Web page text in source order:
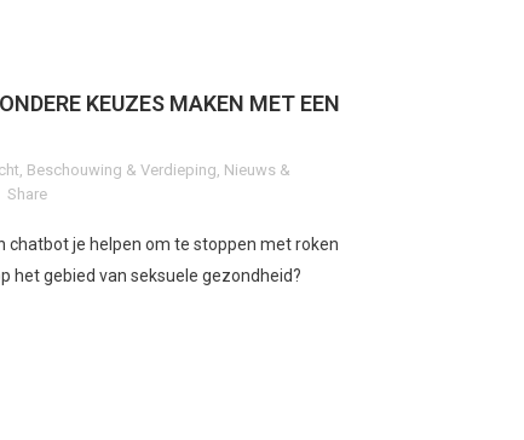
KEUZES MAKEN MET EEN
, Beschouwing & Verdieping, Nieuws &
Share
chatbot je helpen om te stoppen met roken
het gebied van seksuele gezondheid?